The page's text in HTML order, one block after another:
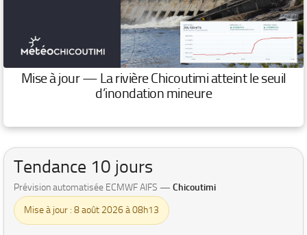
Mise à jour — La rivière Chicoutimi atteint le seuil
d’inondation mineure
Tendance 10 jours
Prévision automatisée ECMWF AIFS — Chicoutimi
Mise à jour : 8 août 2026 à 08h13